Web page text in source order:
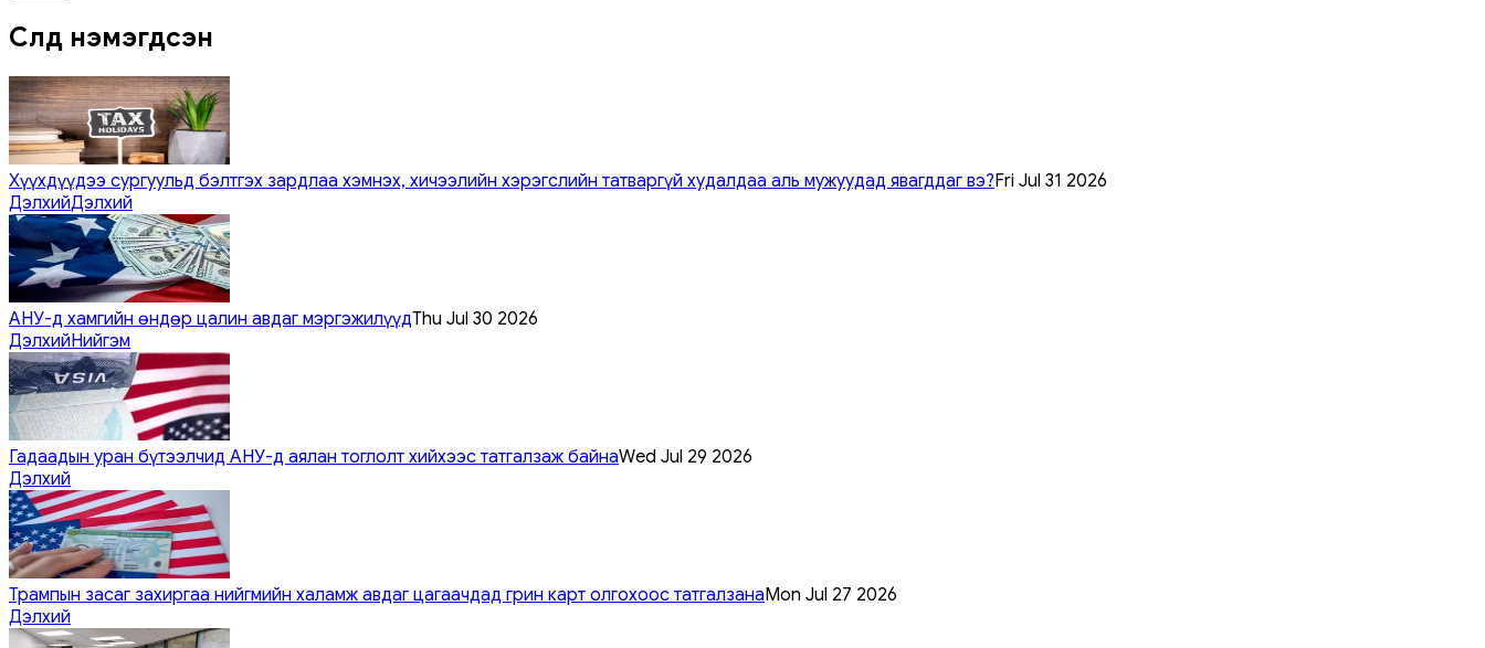
Сүүлд нэмэгдсэн
Хүүхдүүдээ сургуульд бэлтгэх зардлаа хэмнэх, хичээлийн хэрэгслийн татваргүй худалдаа аль мужуудад явагддаг вэ?Fri Jul 31 2026
ДэлхийДэлхий
АНУ-д хамгийн өндөр цалин авдаг мэргэжилүүдThu Jul 30 2026
ДэлхийНийгэм
Гадаадын уран бүтээлчид АНУ-д аялан тоглолт хийхээс татгалзаж байнаWed Jul 29 2026
Дэлхий
Трампын засаг захиргаа нийгмийн халамж авдаг цагаачдад грин карт олгохоос татгалзанаMon Jul 27 2026
Дэлхий